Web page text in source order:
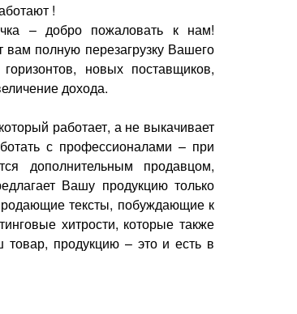
!
– добро пожаловать к нам!
вам полную перезагрузку Вашего
новых поставщиков,
дохода.
работает, а не выкачивает
с профессионалами – при
дополнительным продавцом,
Вашу продукцию только
тексты, побуждающие к
хитрости, которые также
товар, продукцию – это и есть в